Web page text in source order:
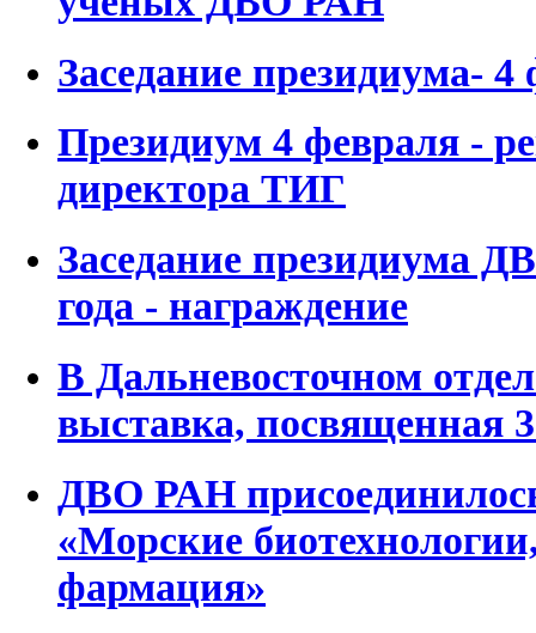
Заседание президиума- 4
Президиум 4 февраля -
директора ТИГ
Заседание президиума
года - награждение
В Дальневосточном
выставка, посвященная
ДВО РАН
«Морские
фармация»